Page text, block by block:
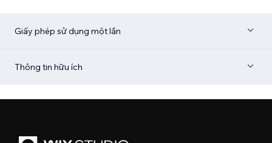
Giấy phép sử dụng một lần
Thông tin hữu ích